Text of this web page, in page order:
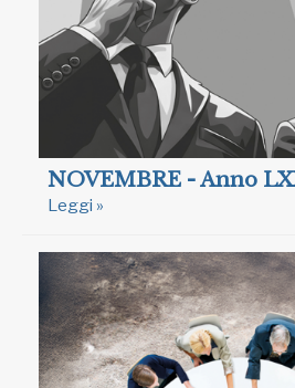
NOVEMBRE - Anno
Leggi »